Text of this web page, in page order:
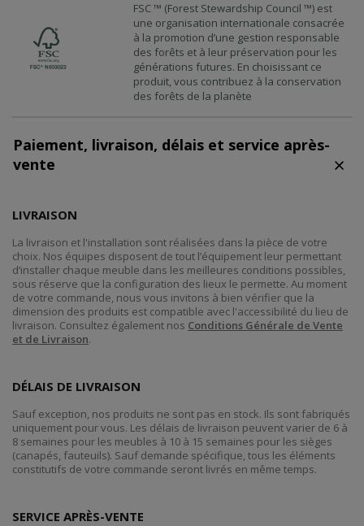
FSC ™ (Forest Stewardship Council ™) est
une organisation internationale consacrée
à la promotion d’une gestion responsable
des forêts et à leur préservation pour les
générations futures. En choisissant ce
produit, vous contribuez à la conservation
des forêts de la planète
Paiement, livraison, délais et service après-
vente
LIVRAISON
La livraison et l'installation sont réalisées dans la pièce de votre
choix. Nos équipes disposent de tout l’équipement leur permettant
d’installer chaque meuble dans les meilleures conditions possibles,
sous réserve que la configuration des lieux le permette. Au moment
de votre commande, nous vous invitons à bien vérifier que la
dimension des produits est compatible avec l'accessibilité du lieu de
livraison. Consultez également nos Conditions Générale de Vente
et de Livraison.
DÉLAIS DE LIVRAISON
Sauf exception, nos produits ne sont pas en stock. Ils sont fabriqués
uniquement pour vous. Les délais de livraison peuvent varier de 6 à
8 semaines pour les meubles à 10 à 15 semaines pour les sièges
(canapés, fauteuils). Sauf demande spécifique, tous les éléments
constitutifs de votre commande seront livrés en même temps.
SERVICE APRÈS-VENTE